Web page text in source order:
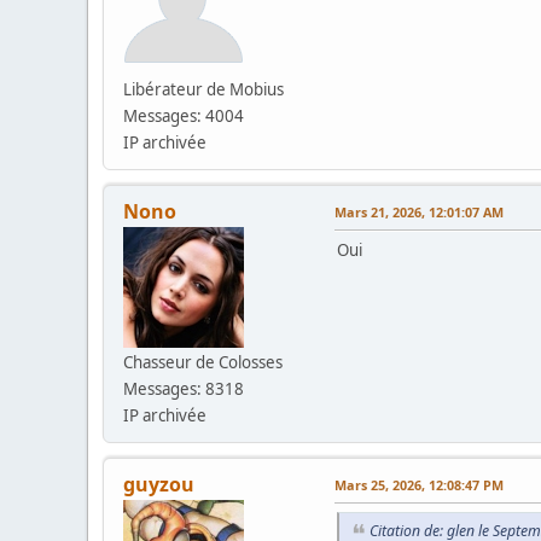
Libérateur de Mobius
Messages: 4004
IP archivée
Nono
Chasseur de Colosses
Messages: 8318
IP archivée
Mars 21, 2026, 12:01:07 AM
Oui
guyzou Mars 25, 2026, 12:08:47 PM
Citation de: glen le